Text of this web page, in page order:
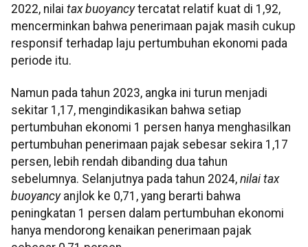
2022, nilai tax buoyancytercatat relatif kuat di 1,92,
mencerminkan bahwa penerimaan pajak masih cukup
responsif terhadap laju pertumbuhan ekonomi pada
periode itu.
Namun pada tahun 2023, angka ini turun menjadi
sekitar 1,17, mengindikasikan bahwa setiap
pertumbuhan ekonomi 1 persen hanya menghasilkan
pertumbuhan penerimaan pajak sebesar sekira 1,17
persen, lebih rendah dibanding dua tahun
sebelumnya. Selanjutnya pada tahun 2024, nilai tax
buoyancyanjlok ke 0,71, yang berarti bahwa
peningkatan 1 persen dalam pertumbuhan ekonomi
hanya mendorong kenaikan penerimaan pajak